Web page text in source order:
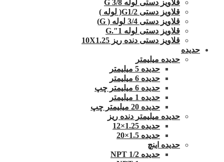
قلاویز دستی لوله G 3/8
قلاویز دستی G1/2( لوله )
قلاویز دستی 3/4 لوله ( G)
قلاویز دستی لوله 1″.G
قلاویز دستی دنده ریز 10X1.25
حدیده
حدیده میلیمتر
حدیده 5 میلیمتر
حدیده 6 میلیمتر
حدیده 6 میلیمتر چپ
حدیده 1 میلیمتر
حدیده 20 میلیمتر چپ
حدیده میلیمتر دنده ریز
حدیده 1.25×12
حدیده 1.5×20
حدیده اینچ
حدیده 1/2 NPT